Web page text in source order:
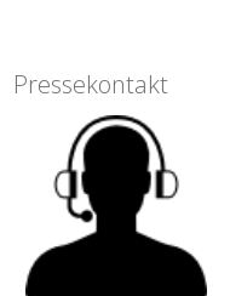
Pressekontakt